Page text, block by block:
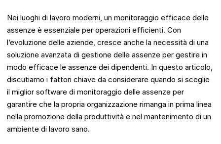
Nei luoghi di lavoro moderni, un monitoraggio efficace delle
assenze è essenziale per operazioni efficienti. Con
l’evoluzione delle aziende, cresce anche la necessità di una
soluzione avanzata di gestione delle assenze per gestire in
modo efficace le assenze dei dipendenti. In questo articolo,
discutiamo i fattori chiave da considerare quando si sceglie
il miglior software di monitoraggio delle assenze per
garantire che la propria organizzazione rimanga in prima linea
nella promozione della produttività e nel mantenimento di un
ambiente di lavoro sano.